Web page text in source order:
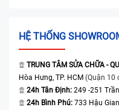
HỆ THỐNG
TRUNG TÂM SỬA CHỮA -
Hòa Hưng, TP. HCM (Quận 10
24h Tân Định: 249 -251
24h Bình Phú: 733 Hậu